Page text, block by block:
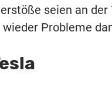
seien an der
Probleme